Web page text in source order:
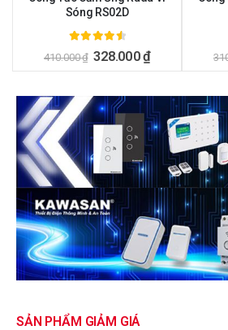
Sóng RS02D
ngoài 5
410.000₫ 328.000₫
SẢN PHẨM GIẢM GIÁ